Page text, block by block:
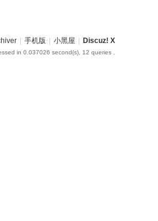
手机版 小黑屋 Discuz! X
in 0.037026 second(s), 12 queries .